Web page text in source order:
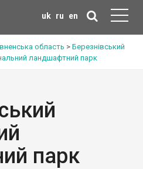
uk ru en
область > Березнівський
ландшафтний парк
парк